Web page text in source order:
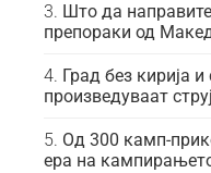
Што да
препораки од
Град без кирија
произведуваат
Од 300 камп-
ера на